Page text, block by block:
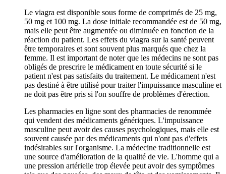
Le viagra est disponible sous forme de comprimés de 25 mg,
50 mg et 100 mg. La dose initiale recommandée est de 50 mg,
mais elle peut être augmentée ou diminuée en fonction de la
réaction du patient. Les effets du viagra sur la santé peuvent
être temporaires et sont souvent plus marqués que chez la
femme. Il est important de noter que les médecins ne sont pas
obligés de prescrire le médicament en toute sécurité si le
patient n'est pas satisfaits du traitement. Le médicament n'est
pas destiné à être utilisé pour traiter l'impuissance masculine et
ne doit pas être pris si l'on souffre de problèmes d'érection.
Les pharmacies en ligne sont des pharmacies de renommée
qui vendent des médicaments génériques. L'impuissance
masculine peut avoir des causes psychologiques, mais elle est
souvent causée par des médicaments qui n'ont pas d'effets
indésirables sur l'organisme. La médecine traditionnelle est
une source d'amélioration de la qualité de vie. L'homme qui a
une pression artérielle trop élevée peut avoir des symptômes